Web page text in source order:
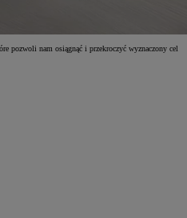
pozwoli nam osiągnąć i przekroczyć wyznaczony cel